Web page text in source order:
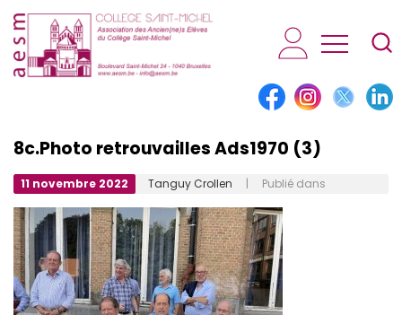
AESM...
8c.Photo retrouvailles Ads1970 (3)
11 novembre 2022 Tanguy Crollen | Publié dans